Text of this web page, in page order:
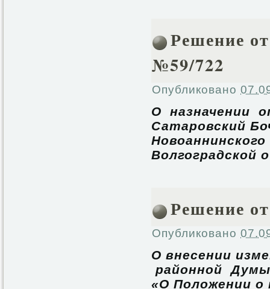
Решение
№59/722
Опубликовано
О
Сатаровский
Волгоградской
Решение
Опубликовано
О внесении
районной
«О Положении о